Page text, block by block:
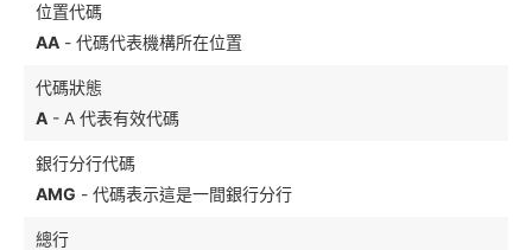
位置代碼
AA - 代碼代表機構所在位置
代碼狀態
A - A 代表有效代碼
銀行分行代碼
AMG - 代碼表示這是一間銀行分行
總行